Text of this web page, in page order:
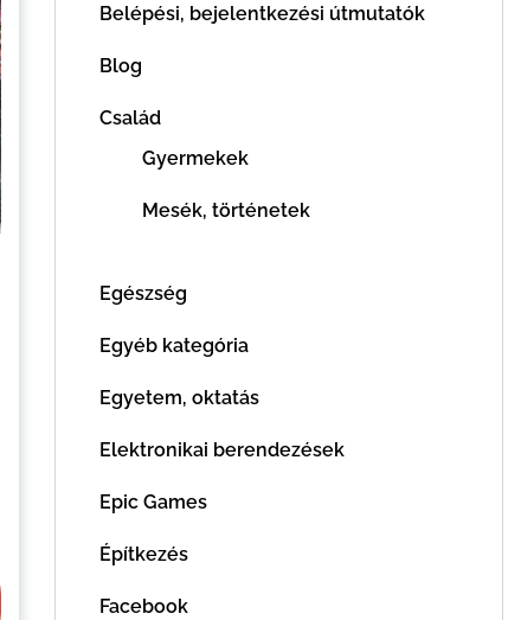
Belépési, bejelentkezési útmutatók
Blog
Család
Gyermekek
Mesék, történetek
Egészség
Egyéb kategória
Egyetem, oktatás
Elektronikai berendezések
Epic Games
Építkezés
Facebook